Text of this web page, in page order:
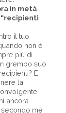
in metà
il tuo
non è
più di
grembo suo
E
la
ancora
me